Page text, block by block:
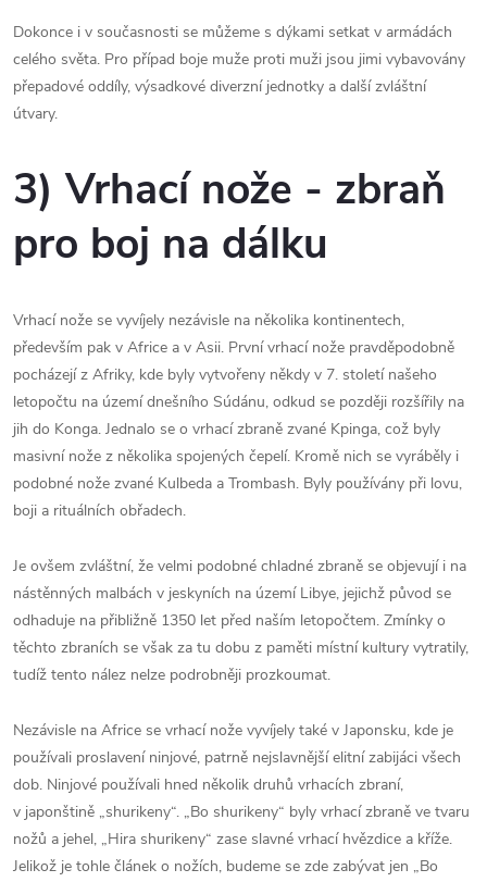
Dokonce i v současnosti se můžeme s dýkami setkat v armádách
celého světa. Pro případ boje muže proti muži jsou jimi vybavovány
přepadové oddíly, výsadkové diverzní jednotky a další zvláštní
útvary.
3) Vrhací nože - zbraň
pro boj na dálku
Vrhací nože se vyvíjely nezávisle na několika kontinentech,
především pak v Africe a v Asii. První vrhací nože pravděpodobně
pocházejí z Afriky, kde byly vytvořeny někdy v 7. století našeho
letopočtu na území dnešního Súdánu, odkud se později rozšířily na
jih do Konga. Jednalo se o vrhací zbraně zvané Kpinga, což byly
masivní nože z několika spojených čepelí. Kromě nich se vyráběly i
podobné nože zvané Kulbeda a Trombash. Byly používány při lovu,
boji a rituálních obřadech.
Je ovšem zvláštní, že velmi podobné chladné zbraně se objevují i na
nástěnných malbách v jeskyních na území Libye, jejichž původ se
odhaduje na přibližně 1350 let před naším letopočtem. Zmínky o
těchto zbraních se však za tu dobu z paměti místní kultury vytratily,
tudíž tento nález nelze podrobněji prozkoumat.
Nezávisle na Africe se vrhací nože vyvíjely také v Japonsku, kde je
používali proslavení ninjové, patrně nejslavnější elitní zabijáci všech
dob. Ninjové používali hned několik druhů vrhacích zbraní,
v japonštině „shurikeny“. „Bo shurikeny“ byly vrhací zbraně ve tvaru
nožů a jehel, „Hira shurikeny“ zase slavné vrhací hvězdice a kříže.
Jelikož je tohle článek o nožích, budeme se zde zabývat jen „Bo